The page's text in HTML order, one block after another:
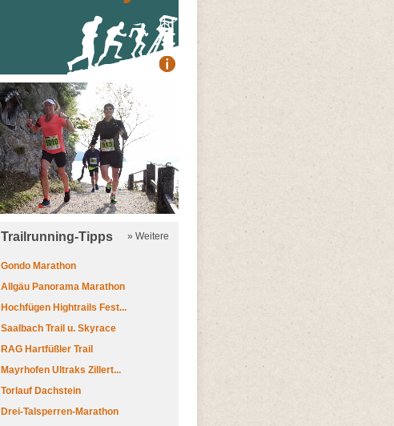
Trailrunning-Tipps » Weitere
Gondo Marathon
Allgäu Panorama Marathon
Hochfügen Hightrails Fest...
Saalbach Trail u. Skyrace
RAG Hartfüßler Trail
Mayrhofen Ultraks Zillert...
Torlauf Dachstein
Drei-Talsperren-Marathon